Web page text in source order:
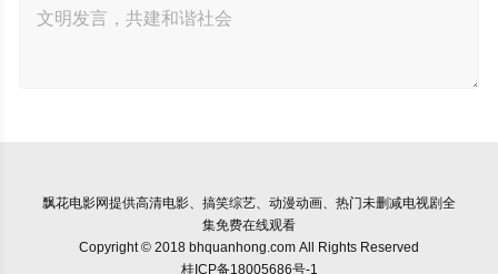
飘花电影网提供高清电影、搞笑综艺、动漫动画、热门未删减电视剧全
集免费在线观看
Copyright © 2018 bhquanhong.com All Rights Reserved
桂ICP备18005686号-1